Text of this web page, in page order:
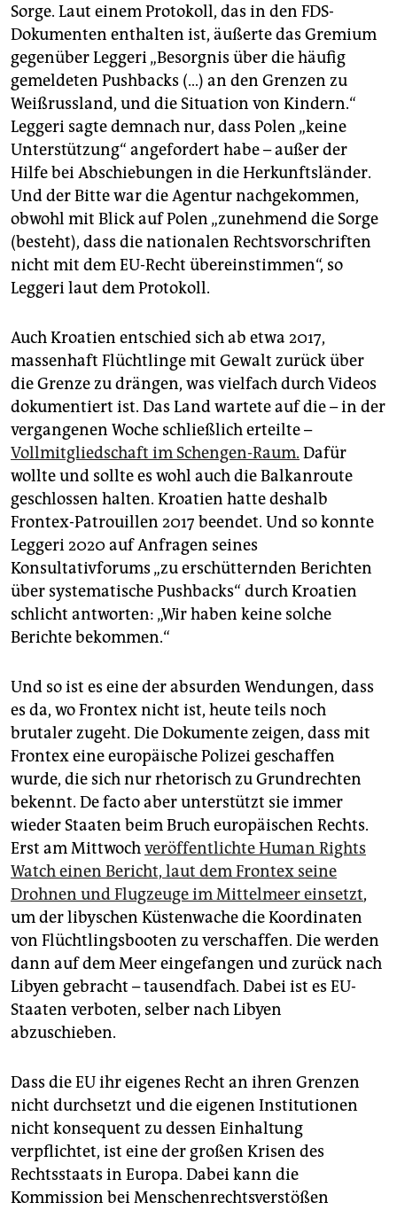
Sorge. Laut einem Protokoll, das in den FDS-
Dokumenten enthalten ist, äußerte das Gremium
gegenüber Leggeri „Besorgnis über die häufig
gemeldeten Pushbacks (…) an den Grenzen zu
Weißrussland, und die Situation von Kindern.“
Leggeri sagte demnach nur, dass Polen „keine
Unterstützung“ angefordert habe – außer der
Hilfe bei Abschiebungen in die Herkunftsländer.
Und der Bitte war die Agentur nachgekommen,
obwohl mit Blick auf Polen „zunehmend die Sorge
(besteht), dass die nationalen Rechtsvorschriften
nicht mit dem EU-Recht übereinstimmen“, so
Leggeri laut dem Protokoll.
Auch Kroatien entschied sich ab etwa 2017,
massenhaft Flüchtlinge mit Gewalt zurück über
die Grenze zu drängen, was vielfach durch Videos
dokumentiert ist. Das Land wartete auf die – in der
vergangenen Woche schließlich erteilte –
Vollmitgliedschaft im Schengen-Raum. Dafür
wollte und sollte es wohl auch die Balkanroute
geschlossen halten. Kroatien hatte deshalb
Frontex-Patrouillen 2017 beendet. Und so konnte
Leggeri 2020 auf Anfragen seines
Konsultativforums „zu erschütternden Berichten
über systematische Pushbacks“ durch Kroatien
schlicht antworten: „Wir haben keine solche
Berichte bekommen.“
Und so ist es eine der absurden Wendungen, dass
es da, wo Frontex nicht ist, heute teils noch
brutaler zugeht. Die Dokumente zeigen, dass mit
Frontex eine europäische Polizei geschaffen
wurde, die sich nur rhetorisch zu Grundrechten
bekennt. De facto aber unterstützt sie immer
wieder Staaten beim Bruch europäischen Rechts.
Erst am Mittwochveröffentlichte Human Rights
Watch einen Bericht, laut dem Frontex seine
Drohnen und Flugzeuge im Mittelmeer einsetzt,
um der libyschen Küstenwache die Koordinaten
von Flüchtlingsbooten zu verschaffen. Die werden
dann auf dem Meer eingefangen und zurück nach
Libyen gebracht – tausendfach. Dabei ist es EU-
Staaten verboten, selber nach Libyen
abzuschieben.
Dass die EU ihr eigenes Recht an ihren Grenzen
nicht durchsetzt und die eigenen Institutionen
nicht konsequent zu dessen Einhaltung
verpflichtet, ist eine der großen Krisen des
Rechtsstaats in Europa. Dabei kann die
Kommission bei Menschenrechtsverstößen